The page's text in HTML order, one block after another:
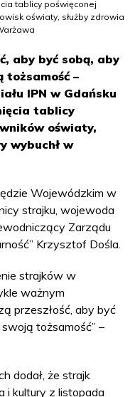
tablicy poświęconej
oświaty, służby zdrowia
aby być sobą, aby
tożsamość –
IPN w Gdańsku
tablicy
oświaty,
wybuchł w
Wojewódzkim w
strajku, wojewoda
Zarządu
Krzysztof Dośla.
strajków w
ważnym
przeszłość, aby być
tożsamość” –
dodał, że strajk
i kultury z listopada